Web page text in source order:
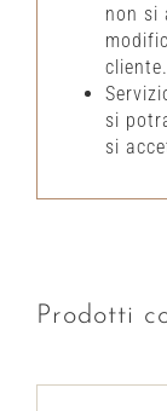
non si
cliente.
si
si
Prodotti